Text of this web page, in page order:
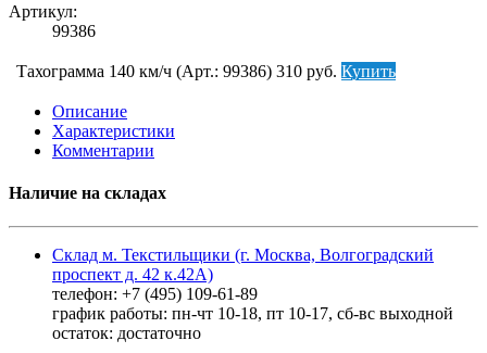
Артикул:
99386
Тахограмма 140 км/ч (Арт.: 99386) 310 руб. Купить
Описание
Характеристики
Комментарии
Наличие на складах
Склад м. Текстильщики (г. Москва, Волгоградский
проспект д. 42 к.42А)
телефон: +7 (495) 109-61-89
график работы: пн-чт 10-18, пт 10-17, сб-вс выходной
остаток: достаточно